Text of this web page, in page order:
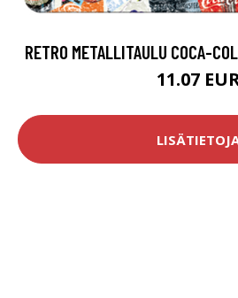
RETRO METALLITAULU COCA-
11.07